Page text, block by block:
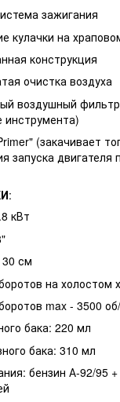
зажигания
кулачки на
конструкция
очистка воздуха
воздушный фильтр
инструмента)
(закачивает
запуска
:
кВт
см
на холостом
max - 3500
бака: 220 мл
бака: 310 мл
бензин А-92/95